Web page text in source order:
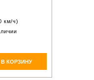
км/ч)
В КОРЗИНУ